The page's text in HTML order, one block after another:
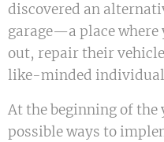
discovered an
garage—a place where
out, repair their
like-minded
At the beginning of
possible ways to